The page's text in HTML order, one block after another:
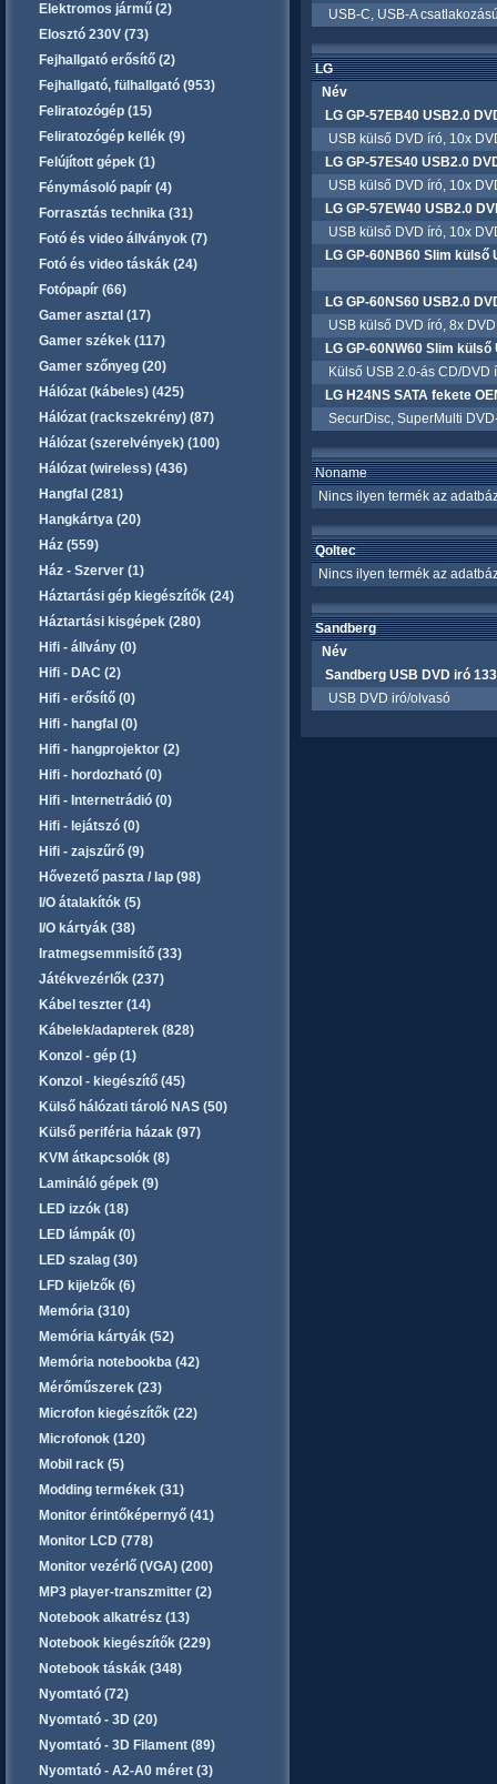
Elektromos jármű (2)
Elosztó 230V (73)
Fejhallgató erősítő (2)
Fejhallgató, fülhallgató (953)
Feliratozógép (15)
Feliratozógép kellék (9)
Felújított gépek (1)
Fénymásoló papír (4)
Forrasztás technika (31)
Fotó és video állványok (7)
Fotó és video táskák (24)
Fotópapír (66)
Gamer asztal (17)
Gamer székek (117)
Gamer szőnyeg (20)
Hálózat (kábeles) (425)
Hálózat (rackszekrény) (87)
Hálózat (szerelvények) (100)
Hálózat (wireless) (436)
Hangfal (281)
Hangkártya (20)
Ház (559)
Ház - Szerver (1)
Háztartási gép kiegészítők (24)
Háztartási kisgépek (280)
Hifi - állvány (0)
Hifi - DAC (2)
Hifi - erősítő (0)
Hifi - hangfal (0)
Hifi - hangprojektor (2)
Hifi - hordozható (0)
Hifi - Internetrádió (0)
Hifi - lejátszó (0)
Hifi - zajszűrő (9)
Hővezető paszta / lap (98)
I/O átalakítók (5)
I/O kártyák (38)
Iratmegsemmisítő (33)
Játékvezérlők (237)
Kábel teszter (14)
Kábelek/adapterek (828)
Konzol - gép (1)
Konzol - kiegészítő (45)
Külső hálózati tároló NAS (50)
Külső periféria házak (97)
KVM átkapcsolók (8)
Lamináló gépek (9)
LED izzók (18)
LED lámpák (0)
LED szalag (30)
LFD kijelzők (6)
Memória (310)
Memória kártyák (52)
Memória notebookba (42)
Mérőműszerek (23)
Microfon kiegészítők (22)
Microfonok (120)
Mobil rack (5)
Modding termékek (31)
Monitor érintőképernyő (41)
Monitor LCD (778)
Monitor vezérlő (VGA) (200)
MP3 player-transzmitter (2)
Notebook alkatrész (13)
Notebook kiegészítők (229)
Notebook táskák (348)
Nyomtató (72)
Nyomtató - 3D (20)
Nyomtató - 3D Filament (89)
Nyomtató - A2-A0 méret (3)
USB-C, USB-A
LG
Név
LG GP-57EB40 USB2.0
USB külső DVD író, 10x
LG GP-57ES40 USB2.0
USB külső DVD író, 10x
LG GP-57EW40 USB2.0
USB külső DVD író, 10x
LG GP-60NB60 Slim külső
LG GP-60NS60 USB2.0
USB külső DVD író, 8x DVD
LG GP-60NW60 Slim
Külső USB 2.0-ás CD/DVD
LG H24NS SATA fekete
SecurDisc, SuperMulti DVD-
Noname
Nincs ilyen termék az
Qoltec
Nincs ilyen termék az
Sandberg
Név
Sandberg USB DVD iró
USB DVD iró/olvasó